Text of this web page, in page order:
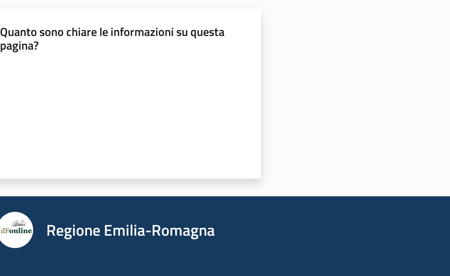
Quanto sono chiare le informazioni su questa
pagina?
Regione Emilia-Romagna